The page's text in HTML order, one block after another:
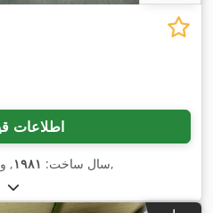
اطلاعات
سال ساخت: ۱۹۸۱, ,